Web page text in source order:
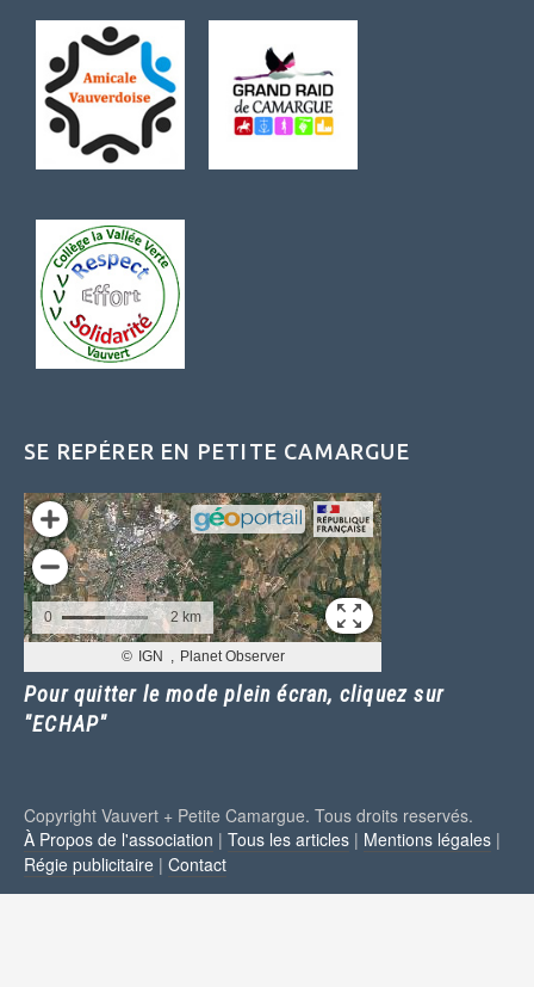
SE REPÉRER EN PETITE CAMARGUE
Pour quitter le mode plein écran, cliquez sur
"ECHAP"
Copyright Vauvert + Petite Camargue. Tous droits reservés.
À Propos de l'association | Tous les articles | Mentions légales |
Régie publicitaire | Contact